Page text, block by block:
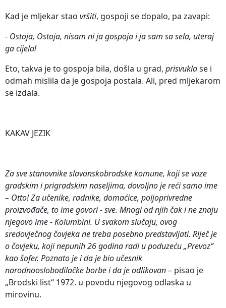
Kad je mljekar stao vršiti, gospoji se dopalo, pa zavapi:
- Ostoja, Ostoja, nisam ni ja gospoja i ja sam sa sela, uteraj
ga cijela!
Eto, takva je to gospoja bila, došla u grad, prisvuklase i
odmah mislila da je gospoja postala. Ali, pred mljekarom
se izdala.
KAKAV JEZIK
Za sve stanovnike slavonskobrodske komune, koji se voze
gradskim i prigradskim naseljima, dovoljno je reći samo ime
– Otto! Za učenike, radnike, domaćice, poljoprivredne
proizvođače, to ime govori - sve. Mnogi od njih čak i ne znaju
njegovo ime - Kolumbini. U svakom slučaju, ovog
sredovječnog čovjeka ne treba posebno predstavljati. Riječ je
o čovjeku, koji nepunih 26 godina radi u poduzeću „Prevoz“
kao šofer. Poznato je i da je bio učesnik
narodnooslobodilačke borbe i da je odlikovan– pisao je
„Brodski list“ 1972. u povodu njegovog odlaska u
mirovinu.